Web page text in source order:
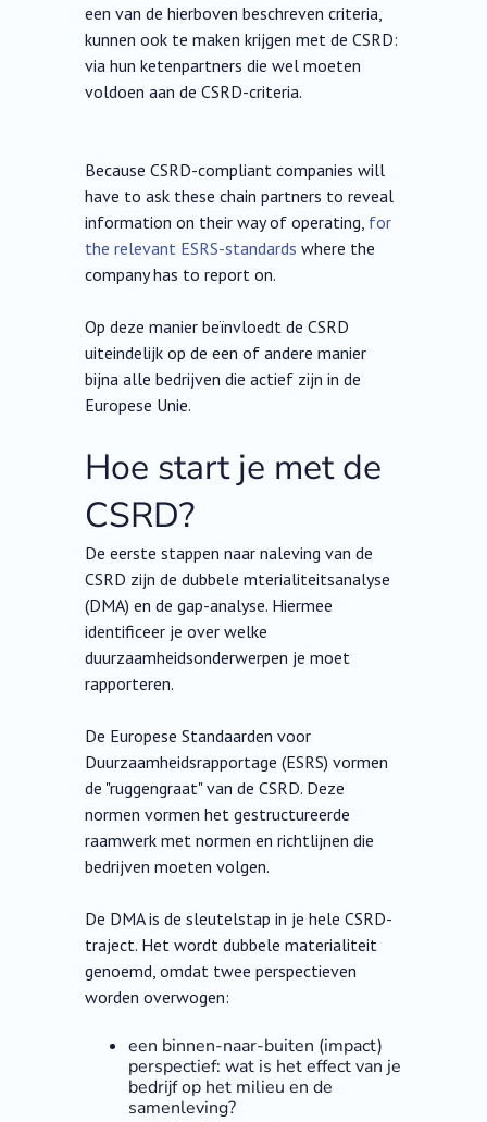
een van de hierboven beschreven criteria,
kunnen ook te maken krijgen met de CSRD:
via hun ketenpartners die wel moeten
voldoen aan de CSRD-criteria.
Because CSRD-compliant companies will
have to ask these chain partners to reveal
information on their way of operating, for
the relevant ESRS-standards where the
company has to report on.
Op deze manier beïnvloedt de CSRD
uiteindelijk op de een of andere manier
bijna alle bedrijven die actief zijn in de
Europese Unie.
Hoe start je met de
CSRD?
De eerste stappen naar naleving van de
CSRD zijn de dubbele mterialiteitsanalyse
(DMA) en de gap-analyse. Hiermee
identificeer je over welke
duurzaamheidsonderwerpen je moet
rapporteren.
De Europese Standaarden voor
Duurzaamheidsrapportage (ESRS) vormen
de "ruggengraat" van de CSRD. Deze
normen vormen het gestructureerde
raamwerk met normen en richtlijnen die
bedrijven moeten volgen.
De DMA is de sleutelstap in je hele CSRD-
traject. Het wordt dubbele materialiteit
genoemd, omdat twee perspectieven
worden overwogen:
een binnen-naar-buiten (impact)
perspectief: wat is het effect van je
bedrijf op het milieu en de
samenleving?